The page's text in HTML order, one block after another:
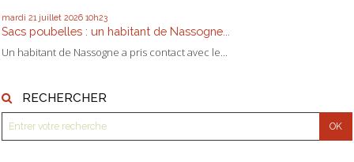
mardi 21 juillet 2026 10h23
Sacs poubelles : un habitant de Nassogne...
Un habitant de Nassogne a pris contact avec le...
RECHERCHER